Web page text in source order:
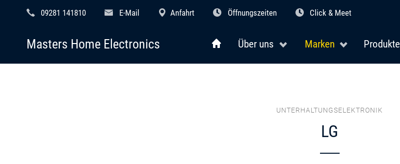
09281 141810 E-Mail Anfahrt Öffnungszeiten Click & Meet
Über uns Marken Produkte
Masters Home Electronics
UNTERHALTUNGSELEKTRONIK
LG